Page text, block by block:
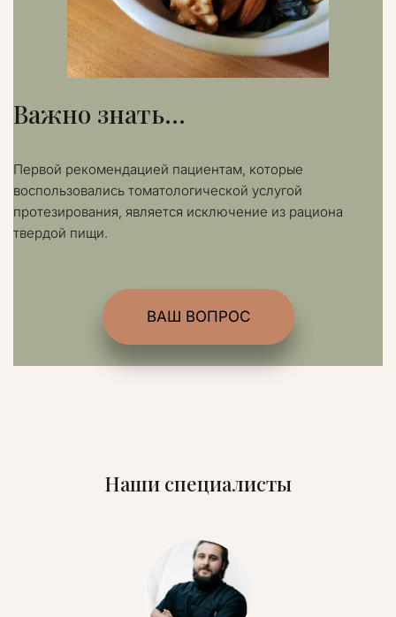
Важно знать...
Первой рекомендацией пациентам, которые
воспользовались томатологической услугой
протезирования, является исключение из рациона
твердой пищи.
ВАШ ВОПРОС
Наши специалисты